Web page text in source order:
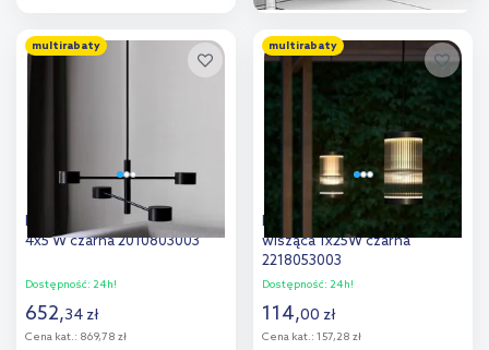
Dodaj do
multirabaty
Nordlux Clyde lampa wisząca
4x5 W czarna 2010803003
Dostępność: 24h!
652,34 zł
Cena kat.: 869,78 zł
multirabaty
Nordlux Coupar lampa
wisząca 1x25W czarna
2218053003
Dostępność: 24h!
114,00 zł
Cena kat.: 157,28 zł